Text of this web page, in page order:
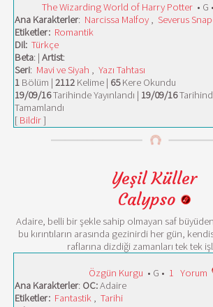
The Wizarding World of Harry Potter • G •
Ana Karakterler: Narcissa Malfoy , Severus
Etiketler: Romantik
Dil: Türkçe
Beta: | Artist:
Seri: Mavi ve Siyah , Yazı Tahtası
1 Bölüm | 2112 Kelime | 65Kere Okundu
19/09/16Tarihinde Yayınlandı | 19/09/16
Tamamlandı
[ Bildir]
Yeşil Küller
Calypso
Adaire, belli bir şekle sahip olmayan saf
bu kırıntıların arasında gezinirdi her gün,
raflarına dizdiği zamanları tek tek
Özgün Kurgu • G • 1 Yorum
Ana Karakterler: OC:Adaire
Etiketler: Fantastik , Tarihi